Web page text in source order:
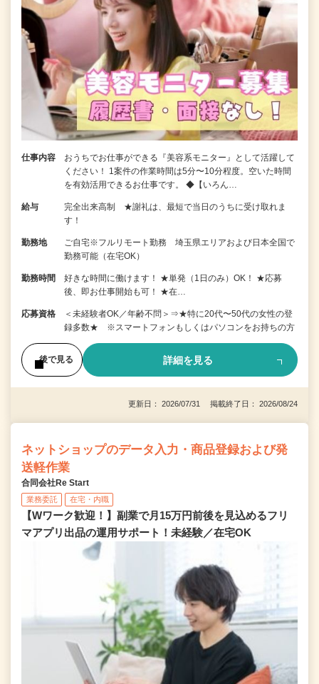
仕事内容
おうちでお仕事ができる『美容系モニター』として活躍して
ください！ 1案件の作業時間は5分〜10分程度。空いた時間
を有効活用できるお仕事です。 ◆【いろん…
給与
完全出来高制 ★謝礼は、最短で当日のうちに受け取れま
す！
勤務地
ご自宅※フルリモート勤務 埼玉県エリアおよび日本全国で
勤務可能（在宅OK）
勤務時間
好きな時間に働けます！ ★単発（1日のみ）OK！ ★応募
後、即お仕事開始も可！ ★在…
応募資格
＜未経験者OK／年齢不問＞⇒★特に20代〜50代の女性の登
録多数★ ※スマートフォンもしくはパソコンをお持ちの方
後で見る 詳細を見る
更新日： 2026/07/31 掲載終了日： 2026/08/24
ネットショップのデータ入力・商品登録および発
送軽作業
合同会社Re Start
業務委託 在宅・内職
【Wワーク歓迎！】副業で月15万円前後を見込めるフリ
マアプリ出品の運用サポート！未経験／在宅OK